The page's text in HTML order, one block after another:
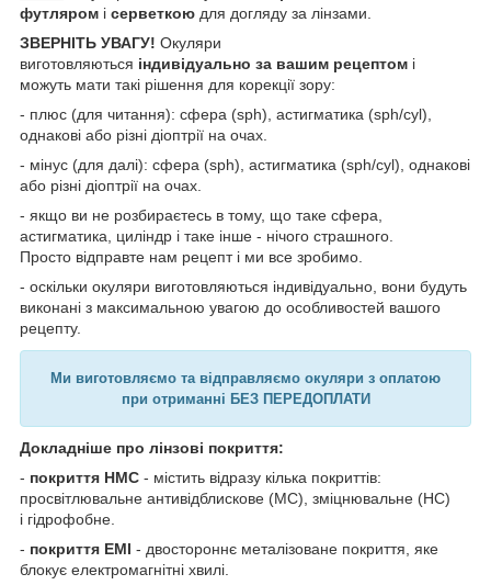
футляром і серветкою для догляду за лінзами.
ЗВЕРНІТЬ УВАГУ! Окуляри
виготовляються індивідуально за вашим рецептом і
можуть мати такі рішення для корекції зору:
- плюс (для читання): сфера (sph), астигматика (sph/cyl),
однакові або різні діоптрії на очах.
- мінус (для далі): сфера (sph), астигматика (sph/cyl), однакові
або різні діоптрії на очах.
- якщо ви не розбираєтесь в тому, що таке сфера,
астигматика, циліндр і таке інше - нічого страшного.
Просто відправте нам рецепт і ми все зробимо.
- оскільки окуляри виготовляються індивідуально, вони будуть
виконані з максимальною увагою до особливостей вашого
рецепту.
Ми виготовляємо та відправляємо окуляри з оплатою
при отриманні БЕЗ ПЕРЕДОПЛАТИ
Докладніше про лінзові покриття:
- покриття HMC - містить відразу кілька покриттів:
просвітлювальне антивідблискове (MC), зміцнювальне (HC)
і гідрофобне.
- покриття EMI - двостороннє металізоване покриття, яке
блокує електромагнітні хвилі.